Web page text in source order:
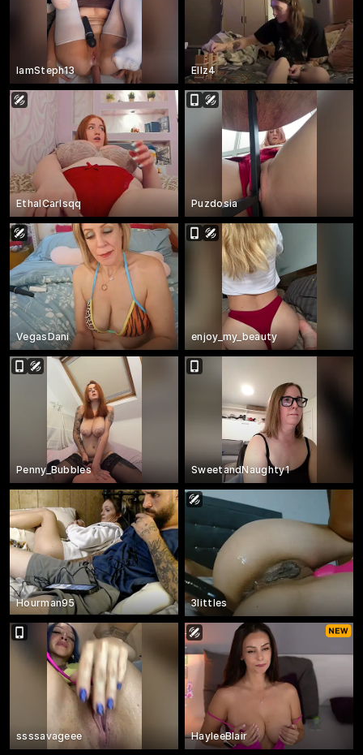
IamSteph13 Ellz4
EthalCarlsqq Puzdosia
VegasDani enjoy_my_beauty
Penny_Bubbles SweetandNaughty1
Hourman95 3littles
ssssavageee HayleeBlair